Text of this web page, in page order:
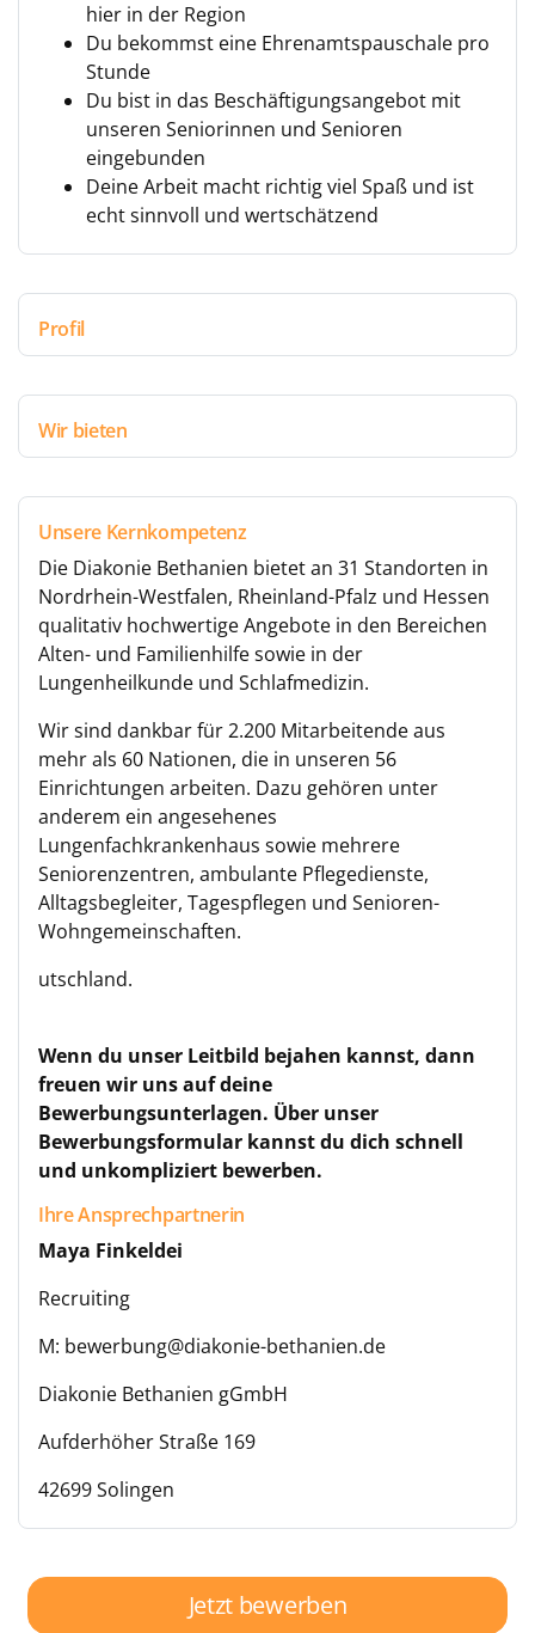
hier in der Region
Du bekommst eine Ehrenamtspauschale pro
Stunde
Du bist in das Beschäftigungsangebot mit
unseren Seniorinnen und Senioren
eingebunden
Deine Arbeit macht richtig viel Spaß und ist
echt sinnvoll und wertschätzend
Profil
Wir bieten
Unsere Kernkompetenz
Die Diakonie Bethanien bietet an 31 Standorten in
Nordrhein-Westfalen, Rheinland-Pfalz und Hessen
qualitativ hochwertige Angebote in den Bereichen
Alten- und Familienhilfe sowie in der
Lungenheilkunde und Schlafmedizin.
Wir sind dankbar für 2.200 Mitarbeitende aus
mehr als 60 Nationen, die in unseren 56
Einrichtungen arbeiten. Dazu gehören unter
anderem ein angesehenes
Lungenfachkrankenhaus sowie mehrere
Seniorenzentren, ambulante Pflegedienste,
Alltagsbegleiter, Tagespflegen und Senioren-
Wohngemeinschaften.
utschland.
Wenn du unser Leitbild bejahen kannst, dann
freuen wir uns auf deine
Bewerbungsunterlagen. Über unser
Bewerbungsformular kannst du dich schnell
und unkompliziert bewerben.
Ihre Ansprechpartnerin
Maya Finkeldei
Recruiting
M: bewerbung@diakonie-bethanien.de
Diakonie Bethanien gGmbH
Aufderhöher Straße 169
42699 Solingen
Jetzt bewerben